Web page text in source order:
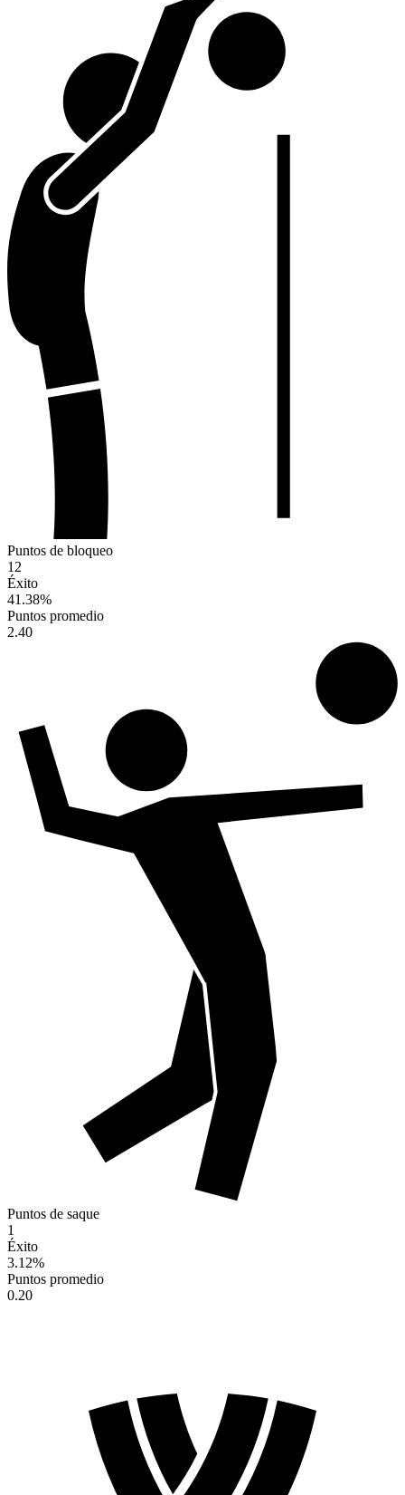
Puntos de bloqueo
12
Éxito
41.38%
Puntos promedio
2.40
Puntos de saque
1
Éxito
3.12%
Puntos promedio
0.20